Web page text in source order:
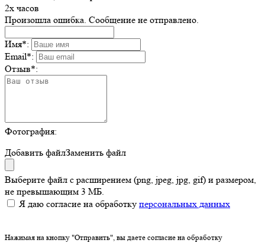
2х часов
Произошла ошибка. Сообщение не отправлено.
Имя*:
Email*:
Отзыв*:
Фотография:
Добавить файлЗаменить файл
Выберите файл с расширением (png, jpeg, jpg, gif) и размером,
не превышающим 3 МБ.
Я даю согласие на обработку персональных данных
Нажимая на кнопку "Отправить", вы даете согласие на обработку